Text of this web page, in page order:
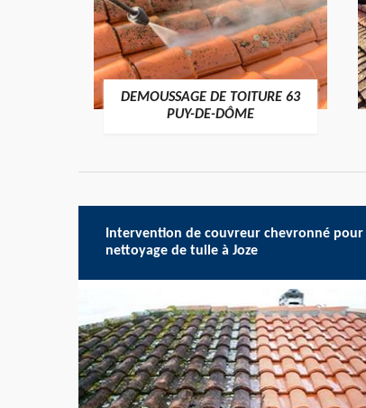
DEMOUSSAGE DE TOITURE 63
PUY-DE-DÔME
Intervention de couvreur chevronné pour
nettoyage de tuile à Joze